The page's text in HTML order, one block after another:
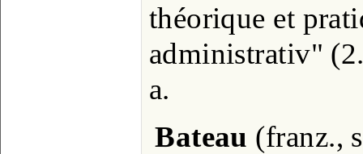
théorique et
administrativ"
a.
Bateau (franz.,